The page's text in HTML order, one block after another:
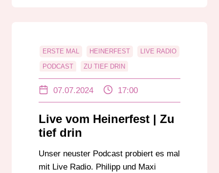
ERSTE MAL HEINERFEST LIVE RADIO
PODCAST ZU TIEF DRIN
07.07.2024 17:00
Live vom Heinerfest | Zu
tief drin
Unser neuster Podcast probiert es mal
mit Live Radio. Philipp und Maxi